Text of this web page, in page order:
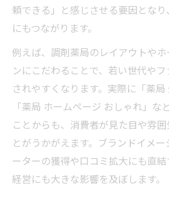
頼できる」と感じさせる要因とな
にもつながります。
例えば、調剤薬局のレイアウトや
ンにこだわることで、若い世代や
されやすくなります。実際に「薬
「薬局 ホームページ おしゃれ」な
ことからも、消費者が見た目や雰
とがうかがえます。ブランドイメ
ーターの獲得や口コミ拡大にも直
経営にも大きな影響を及ぼします。